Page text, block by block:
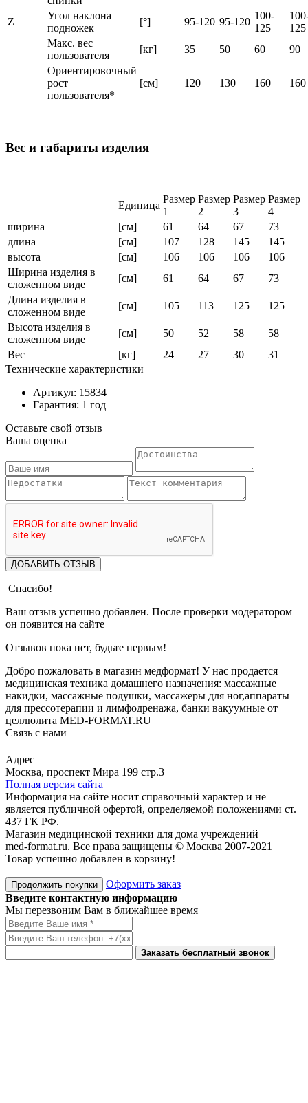
Z
Угол наклона
подножек
[°] 95-120 95-120
100-
125
125
Макс. вес
пользователя
[кг] 35 50 60
90
Ориентировочный
рост
пользователя*
[см] 120 130 160 160
Вес и габариты изделия
Единица
Размер
1
Размер
2
Размер
3
Размер
4
ширина
[см] 61 64 67
73
длина
[см] 107 128 145
145
высота
[см] 106 106 106
106
Ширина изделия в
сложенном виде
[см] 61 64 67
73
Длина изделия в
сложенном виде
[см] 105 113 125
125
Высота изделия в
сложенном виде
[см] 50 52 58
58
Вес
[кг] 24 27 30
31
Технические характеристики
Артикул: 15834
Гарантия: 1 год
Оставьте свой отзыв
Ваша оценка
ДОБАВИТЬ ОТЗЫВ
Спасибо!
Ваш отзыв успешно добавлен. После проверки модератором
он появится на сайте
Отзывов пока нет, будьте первым!
Добро пожаловать в магазин медформат! У нас продается
медицинская техника домашнего назначения: массажные
накидки, массажные подушки, массажеры для ног,аппараты
для прессотерапии и лимфодренажа, банки вакуумные от
целлюлита MED-FORMAT.RU
Связь с нами
Адрес
Москва, проспект Мира 199 стр.3
Полная версия сайта
Информация на сайте носит справочный характер и не
является публичной офертой, определяемой положениями ст.
437 ГК РФ.
Магазин медицинской техники для дома учреждений
med-format.ru. Все права защищены © Москва 2007-2021
Товар успешно добавлен в корзину!
Продолжить покупки
Оформить заказ
Введите контактную информацию
Мы перезвоним Вам в ближайшее время
Заказать бесплатный звонок